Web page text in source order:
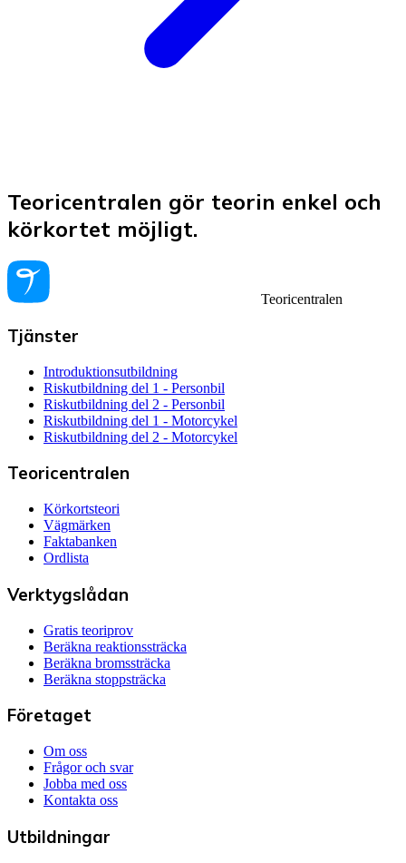
Teoricentralen gör teorin enkel och
körkortet möjligt.
Teoricentralen
Tjänster
Introduktionsutbildning
Riskutbildning del 1 - Personbil
Riskutbildning del 2 - Personbil
Riskutbildning del 1 - Motorcykel
Riskutbildning del 2 - Motorcykel
Teoricentralen
Körkortsteori
Vägmärken
Faktabanken
Ordlista
Verktygslådan
Gratis teoriprov
Beräkna reaktionssträcka
Beräkna bromssträcka
Beräkna stoppsträcka
Företaget
Om oss
Frågor och svar
Jobba med oss
Kontakta oss
Utbildningar